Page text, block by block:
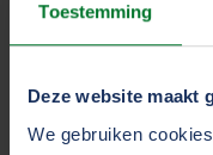
Toestemming
Deze website maakt
We gebruiken
aangezien deze
wordt gebruikt. Het